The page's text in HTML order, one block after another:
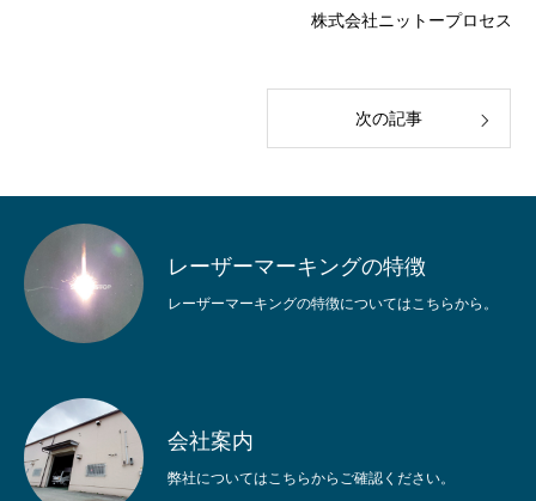
お問い合わせ
HOME レーザーマーキング 特殊印刷 ご依頼の流れ 会社案内
株式会社ニットープロセス
次の記事
レーザーマーキングの特徴
レーザーマーキングの特徴についてはこちらから。
会社案内
弊社についてはこちらからご確認ください。